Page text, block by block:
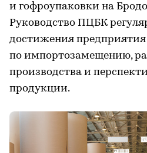
и гофроупаковки на
Руководство ПЦБК
достижения
по импортозамещению,
производства и
продукции.